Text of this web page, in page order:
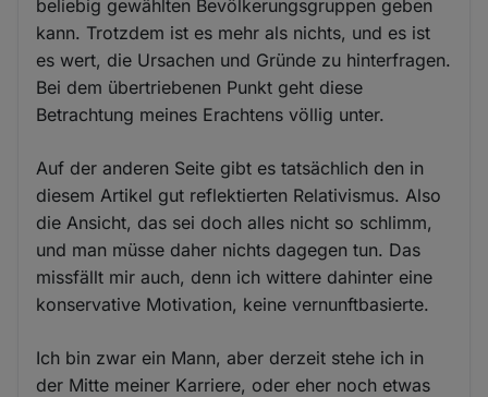
beliebig gewählten Bevölkerungsgruppen geben
kann. Trotzdem ist es mehr als nichts, und es ist
es wert, die Ursachen und Gründe zu hinterfragen.
Bei dem übertriebenen Punkt geht diese
Betrachtung meines Erachtens völlig unter.
Auf der anderen Seite gibt es tatsächlich den in
diesem Artikel gut reflektierten Relativismus. Also
die Ansicht, das sei doch alles nicht so schlimm,
und man müsse daher nichts dagegen tun. Das
missfällt mir auch, denn ich wittere dahinter eine
konservative Motivation, keine vernunftbasierte.
Ich bin zwar ein Mann, aber derzeit stehe ich in
der Mitte meiner Karriere, oder eher noch etwas